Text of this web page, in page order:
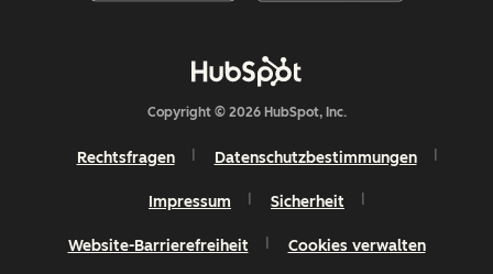
Copyright © 2026 HubSpot, Inc.
Rechtsfragen Datenschutzbestimmungen
Impressum Sicherheit
Website-Barrierefreiheit Cookies verwalten